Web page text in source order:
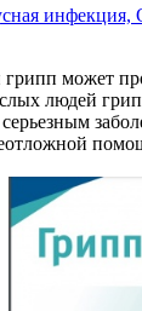
может
людей